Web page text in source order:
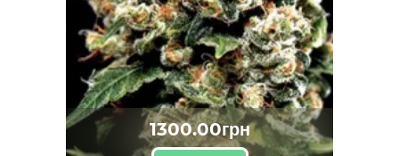
1300.00грн